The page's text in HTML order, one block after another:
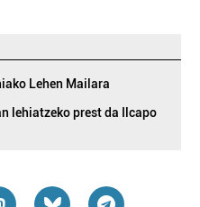
Lehen Mailara
lehiatzeko prest da Ilcapo